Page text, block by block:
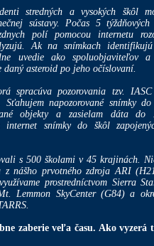
stredných a vysokých škôl
sústavy. Počas 5 týždňových
polí pomocou internetu
Ak na snímkach
uvedie ako spoluobjaviteľov a
daný asteroid po jeho očíslovaní.
spracúva pozorovania tzv.
napozorované snímky do
objekty a zasielam dáta do
internet snímky do škôl
s 500 školami v 45 krajinách.
z nášho prvotného zdroja ARI
prostredníctvom Sierra
Lemmon SkyCenter (G84) a
zaberie veľa času. Ako vyzerá